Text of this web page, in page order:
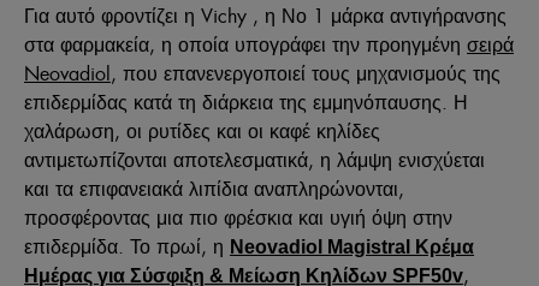
Για αυτό φροντίζει η Vichy , η Νο 1 μάρκα αντιγήρανσης
στα φαρμακεία, η οποία υπογράφει την προηγμένη σειρά
Neovadiol, που επανενεργοποιεί τους μηχανισμούς της
επιδερμίδας κατά τη διάρκεια της εμμηνόπαυσης. Η
χαλάρωση, οι ρυτίδες και οι καφέ κηλίδες
αντιμετωπίζονται αποτελεσματικά, η λάμψη ενισχύεται
και τα επιφανειακά λιπίδια αναπληρώνονται,
προσφέροντας μια πιο φρέσκια και υγιή όψη στην
επιδερμίδα. Το πρωί, η Neovadiol Magistral Κρέμα
Ημέρας για Σύσφιξη & Μείωση Κηλίδων SPF50v,